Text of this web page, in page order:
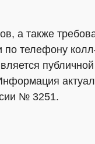
а также
по телефону
публичной
№ 3251.